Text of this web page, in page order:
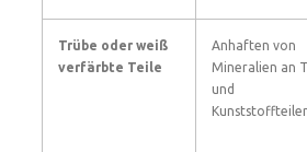
Trübe oder weiß
verfärbte Teile
Anhaften von
Mineralien an
und